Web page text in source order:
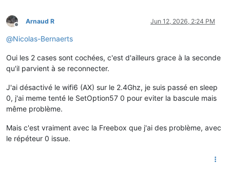
Offline
Arnaud R Jun 12, 2026, 2:24 PM
@Nicolas-Bernaerts
Oui les 2 cases sont cochées, c'est d'ailleurs grace à la seconde
qu'il parvient à se reconnecter.
J'ai désactivé le wifi6 (AX) sur le 2.4Ghz, je suis passé en sleep
0, j'ai meme tenté le SetOption57 0 pour eviter la bascule mais
même problème.
Mais c'est vraiment avec la Freebox que j'ai des problème, avec
le répéteur 0 issue.